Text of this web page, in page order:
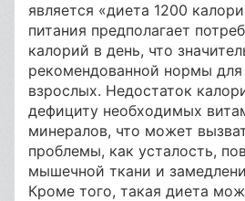
является «диета 1200
питания предполагает
калорий в день, что
рекомендованной нормы
взрослых. Недостаток
дефициту необходимых
минералов, что может
проблемы, как усталость,
мышечной ткани и
Кроме того, такая диета